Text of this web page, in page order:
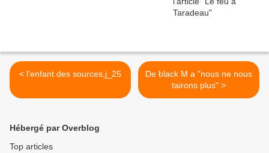
< l'enfant des sources,j_25
De black M a "nous ne nous
tairons plus" >
Hébergé par Overblog
Top articles